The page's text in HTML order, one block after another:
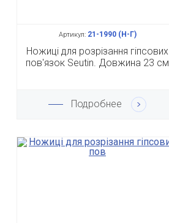
Артикул:21-1990 (Н-Г)
Ножиці для розрізання гіпсових
пов'язок Seutin. Довжина 23 см
Подробнее